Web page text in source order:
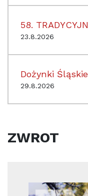
58.
23.8.2026
Dożynki Śląskie
29.8.2026
ZWROT